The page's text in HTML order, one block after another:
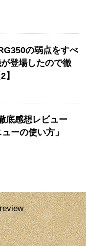
の弱点をすべ
登場したので徹
底感想レビュー
ーの使い方」